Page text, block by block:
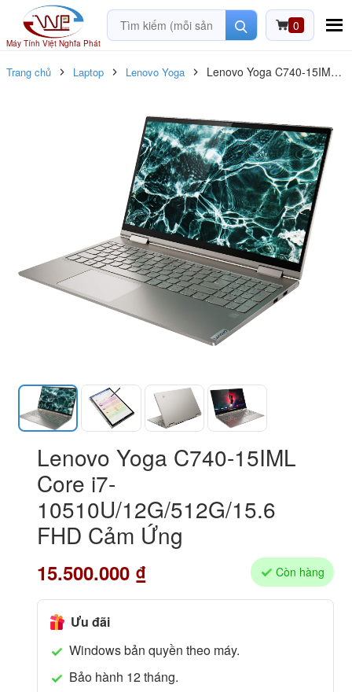
Máy Tính Việt Nghĩa Phát
0
Trang chủ Laptop Lenovo Yoga
Lenovo Yoga C740-15IML
FHD Cảm Ứng
Lenovo Yoga C740-15IML
Core i7-
10510U/12G/512G/15.6
FHD Cảm Ứng
15.500.000 ₫ Còn hàng
Ưu đãi
Windows bản quyền theo máy.
Bảo hành 12 tháng.